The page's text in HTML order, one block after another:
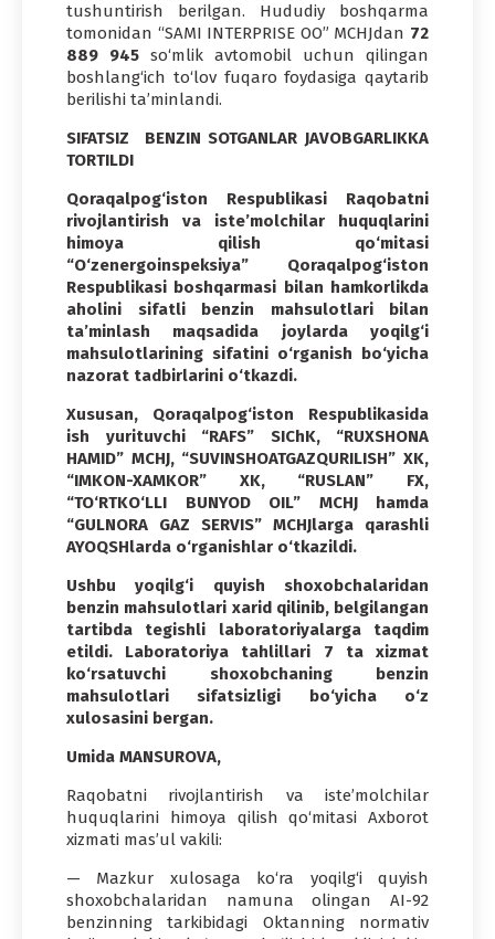
tushuntirish berilgan. Hududiy boshqarma
tomonidan “SAMI INTERPRISE OO” MCHJdan 72
889 945 so‘mlik avtomobil uchun qilingan
boshlang‘ich to‘lov fuqaro foydasiga qaytarib
berilishi ta’minlandi.
SIFATSIZ BENZIN SOTGANLAR JAVOBGARLIKKA
TORTILDI
Qoraqalpog‘iston Respublikasi Raqobatni
rivojlantirish va iste’molchilar huquqlarini
himoya qilish qo‘mitasi
“O‘zenergoinspeksiya” Qoraqalpog‘iston
Respub­likasi boshqarmasi bilan hamkorlikda
aholini sifatli benzin mahsulotlari bilan
ta’minlash maqsadida joylarda yoqilg‘i
mahsulotlarining sifatini o‘rganish bo‘yicha
nazorat tadbirlarini o‘tkazdi.
Xususan, Qoraqalpog‘iston Respublikasida
ish yurituvchi “RAFS” SIChK, “RUXSHONA
HAMID” MCHJ, “SUVINSHOATGAZQURILISH” XK,
“IMKON-XAMKOR” XK, “RUSLAN” FX,
“TO‘RTKO‘LLI BUNYOD OIL” MCHJ hamda
“GULNORA GAZ SERVIS” MCHJlarga qarashli
AYOQSHlarda o‘rganishlar o‘tkazildi.
Ushbu yoqilg‘i quyish shoxobchalaridan
benzin mahsulotlari xarid qilinib, belgilangan
tartibda tegishli laboratoriyalarga taqdim
etildi. Laboratoriya tahlillari 7 ta xizmat
ko‘rsatuvchi shoxobchaning benzin
mahsulotlari sifatsizligi bo‘yicha o‘z
xulosasini bergan.
Umida MANSUROVA,
Raqobatni rivojlantirish va iste’molchilar
huquqlarini himoya qilish qo‘mitasi Axborot
xizmati mas’ul vakili:
— Mazkur xulosaga ko‘ra yoqilg‘i quyish
shoxobchalaridan namuna olingan AI-92
benzinning tarkibidagi Oktanning normativ